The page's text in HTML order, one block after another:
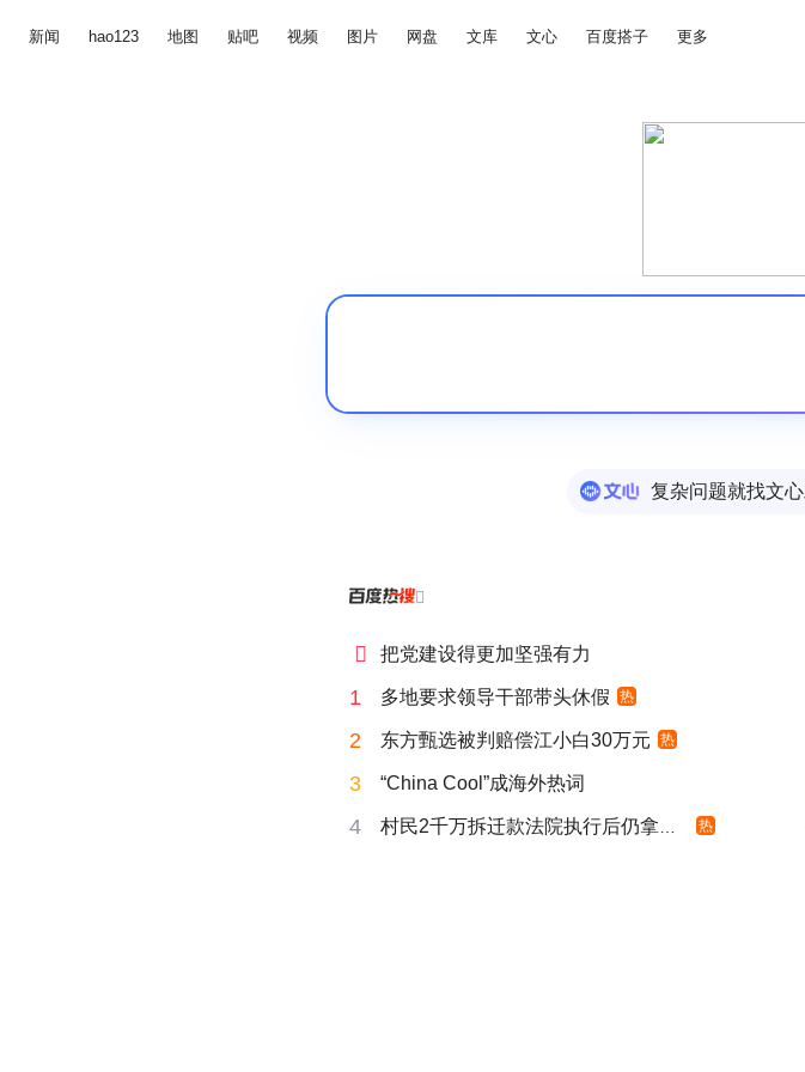
新闻 hao123 地图 贴吧 视频 图片 网盘 文库 文心 百度搭子 更多
复杂问题就找文

 把党建设得更加坚强有力
1 多地要求领导干部带头休假 热
2 东方甄选被判赔偿江小白30万元 热
3 “China Cool”成海外热词
4 村民2千万拆迁款法院执行后仍拿不到 热